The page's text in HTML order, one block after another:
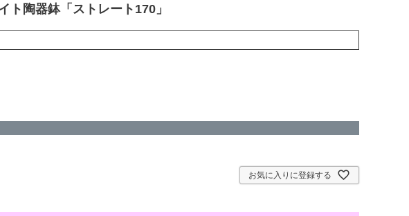
ト陶器鉢「ストレート170」
お気に入りに登録する